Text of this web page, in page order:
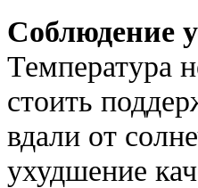
Соблюдение
Температура
стоить
вдали от
ухудшение